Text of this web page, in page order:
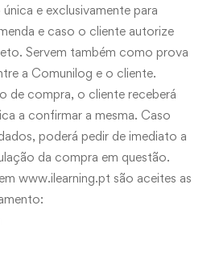
e exclusivamente para
e caso o cliente autorize
Servem também como prova
a Comunilog e o cliente.
de compra, o cliente receberá
a confirmar a mesma. Caso
poderá pedir de imediato a
da compra em questão.
www.ilearning.pt são aceites as